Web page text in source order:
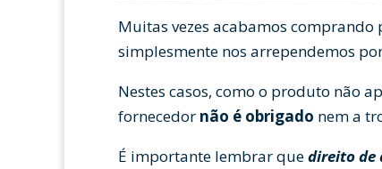
Muitas vezes acabamos comprando
simplesmente nos arrependemos
Nestes casos, como o produto não
fornecedor não é obrigado nem a
É importante lembrar quedireito de